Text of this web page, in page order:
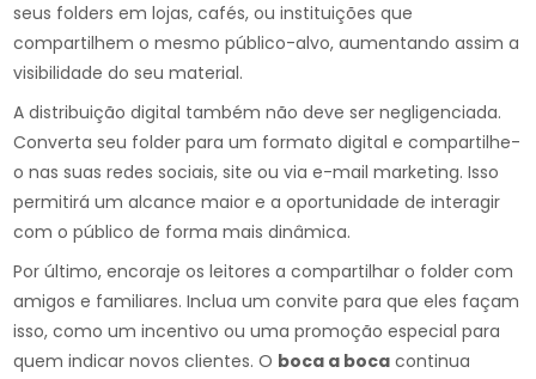
seus folders em lojas, cafés, ou instituições que
compartilhem o mesmo público-alvo, aumentando assim a
visibilidade do seu material.
A distribuição digital também não deve ser negligenciada.
Converta seu folder para um formato digital e compartilhe-
o nas suas redes sociais, site ou via e-mail marketing. Isso
permitirá um alcance maior e a oportunidade de interagir
com o público de forma mais dinâmica.
Por último, encoraje os leitores a compartilhar o folder com
amigos e familiares. Inclua um convite para que eles façam
isso, como um incentivo ou uma promoção especial para
quem indicar novos clientes. O boca a boca continua